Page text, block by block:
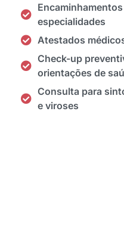
especialidades
Atestados
Check-up
orientações de
Consulta para
e viroses